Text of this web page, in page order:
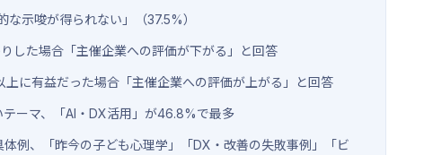
示唆が得られない」（37.5%）
した場合「主催企業への評価が下がる」と回答
に有益だった場合「主催企業への評価が上がる」と回答
ーマ、「AI・DX活用」が46.8%で最多
例、「昨今の子ども心理学」「DX・改善の失敗事例」「ビ